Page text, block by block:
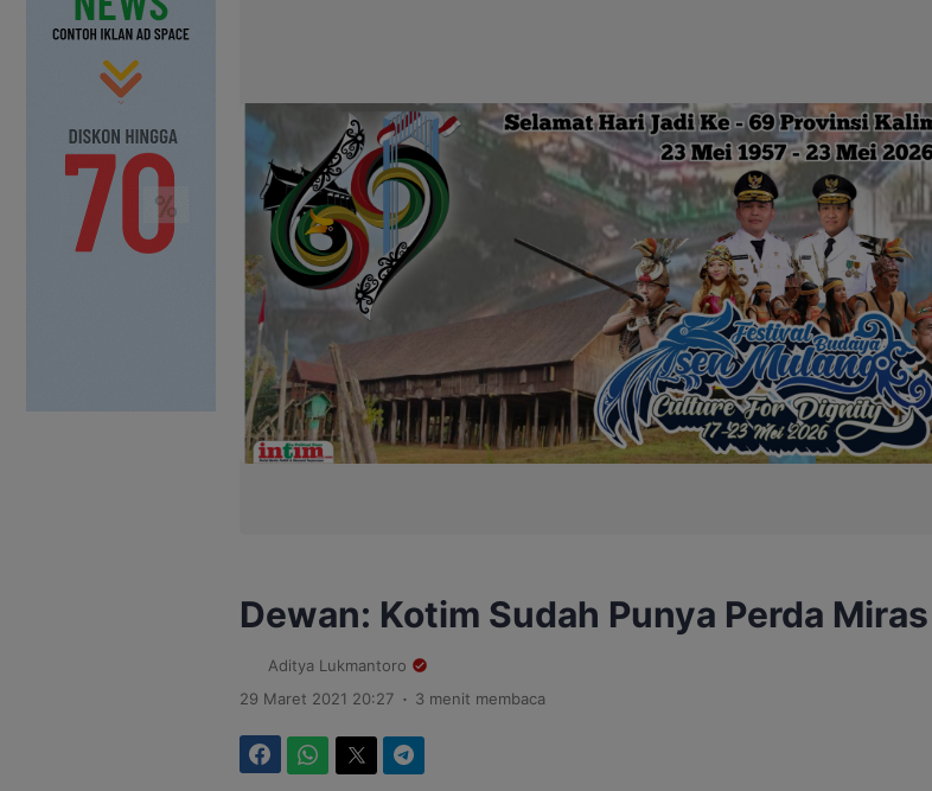
Dewan: Kotim Sudah Punya Perda Miras
Aditya Lukmantoro
29 Maret 2021 20:27 . 3 menit membaca